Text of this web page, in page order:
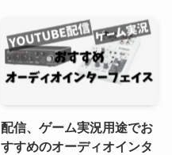
配信、ゲーム実況用途でお
すすめのオーディオインタ